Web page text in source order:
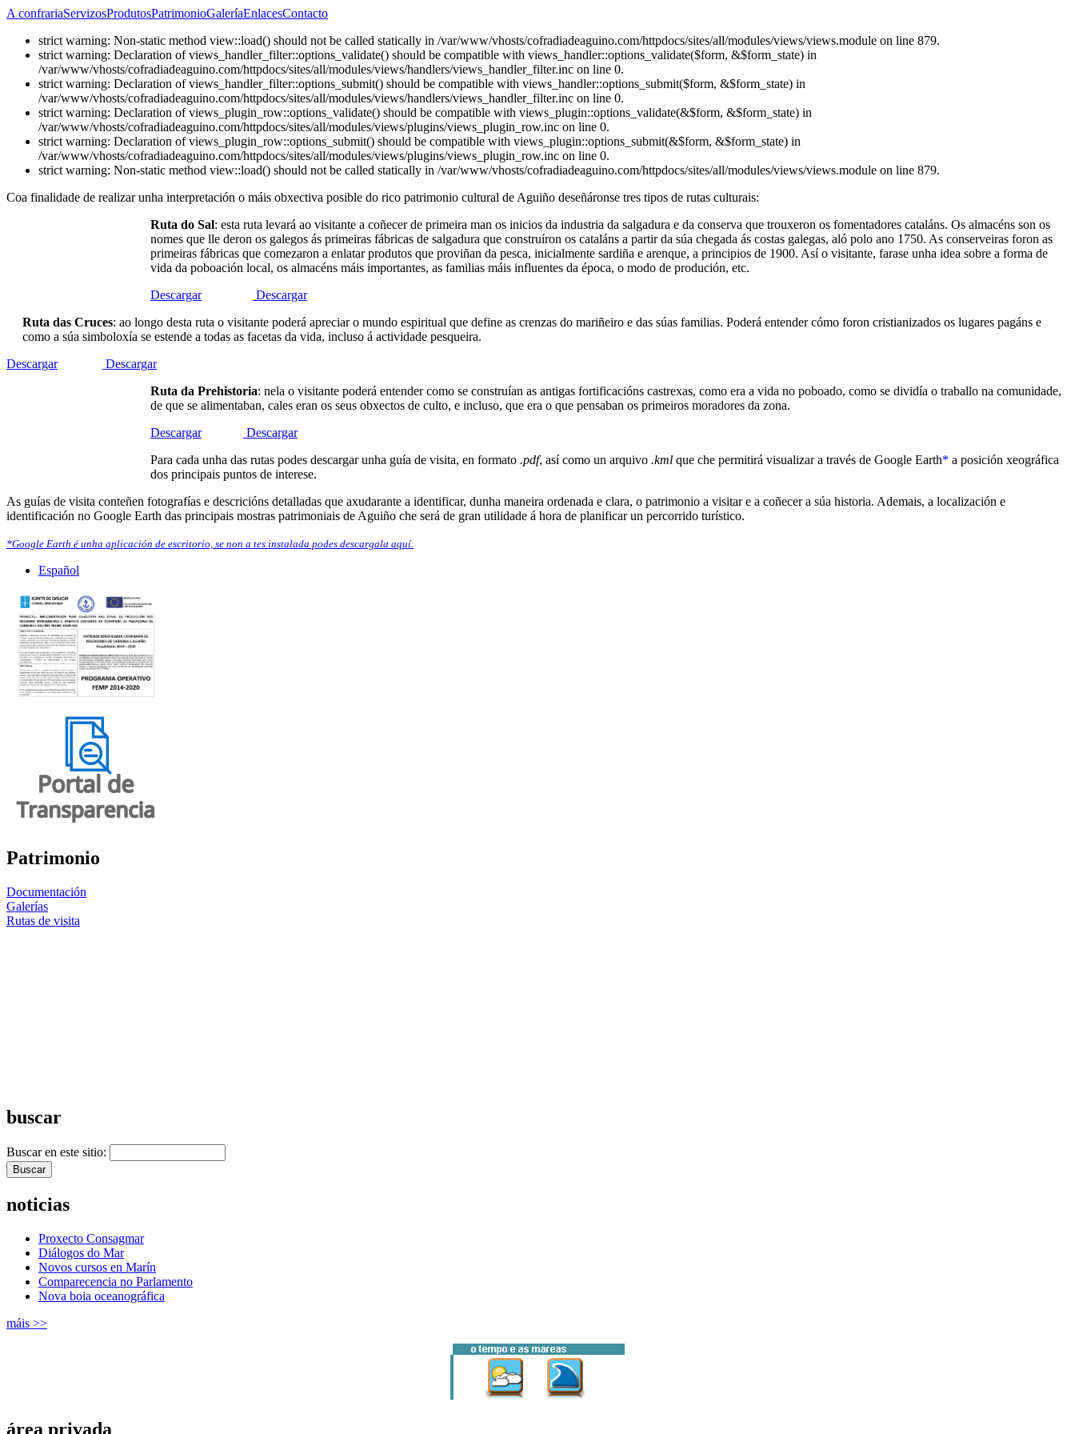
A confrariaServizosProdutosPatrimonioGaleríaEnlacesContacto
strict warning: Non-static method view::load() should not be called statically in /var/www/vhosts/cofradiadeaguino.com/httpdocs/sites/all/modules/views/views.module on line 879.
strict warning: Declaration of views_handler_filter::options_validate() should be compatible with views_handler::options_validate($form, &$form_state) in
/var/www/vhosts/cofradiadeaguino.com/httpdocs/sites/all/modules/views/handlers/views_handler_filter.inc on line 0.
strict warning: Declaration of views_handler_filter::options_submit() should be compatible with views_handler::options_submit($form, &$form_state) in
/var/www/vhosts/cofradiadeaguino.com/httpdocs/sites/all/modules/views/handlers/views_handler_filter.inc on line 0.
strict warning: Declaration of views_plugin_row::options_validate() should be compatible with views_plugin::options_validate(&$form, &$form_state) in
/var/www/vhosts/cofradiadeaguino.com/httpdocs/sites/all/modules/views/plugins/views_plugin_row.inc on line 0.
strict warning: Declaration of views_plugin_row::options_submit() should be compatible with views_plugin::options_submit(&$form, &$form_state) in
/var/www/vhosts/cofradiadeaguino.com/httpdocs/sites/all/modules/views/plugins/views_plugin_row.inc on line 0.
strict warning: Non-static method view::load() should not be called statically in /var/www/vhosts/cofradiadeaguino.com/httpdocs/sites/all/modules/views/views.module on line 879.
Coa finalidade de realizar unha interpretación o máis obxectiva posible do rico patrimonio cultural de Aguiño deseñáronse tres tipos de rutas culturais:
Ruta do Sal: esta ruta levará ao visitante a coñecer de primeira man os inicios da industria da salgadura e da conserva que trouxeron os fomentadores cataláns. Os almacéns son os
nomes que lle deron os galegos ás primeiras fábricas de salgadura que construíron os cataláns a partir da súa chegada ás costas galegas, aló polo ano 1750. As conserveiras foron as
primeiras fábricas que comezaron a enlatar produtos que proviñan da pesca, inicialmente sardiña e arenque, a principios de 1900. Así o visitante, farase unha idea sobre a forma de
vida da poboación local, os almacéns máis importantes, as familias máis influentes da época, o modo de produción, etc.
Descargar
Descargar
Ruta das Cruces: ao longo desta ruta o visitante poderá apreciar o mundo espiritual que define as crenzas do mariñeiro e das súas familias. Poderá entender cómo foron cristianizados os lugares pagáns e
como a súa simboloxía se estende a todas as facetas da vida, incluso á actividade pesqueira.
Descargar
Descargar
Ruta da Prehistoria: nela o visitante poderá entender como se construían as antigas fortificacións castrexas, como era a vida no poboado, como se dividía o traballo na comunidade,
de que se alimentaban, cales eran os seus obxectos de culto, e incluso, que era o que pensaban os primeiros moradores da zona.
Descargar
Descargar
Para cada unha das rutas podes descargar unha guía de visita, en formato .pdf, así como un arquivo .kml que che permitirá visualizar a través de Google Earth* a posición xeográfica
dos principais puntos de interese.
As guías de visita conteñen fotografías e descricións detalladas que axudarante a identificar, dunha maneira ordenada e clara, o patrimonio a visitar e a coñecer a súa historia. Ademais, a localización e
identificación no Google Earth das principais mostras patrimoniais de Aguiño che será de gran utilidade á hora de planificar un percorrido turístico.
*Google Earth é unha aplicación de escritorio, se non a tes instalada podes descargala aquí.
Español
Patrimonio
Documentación
Galerías
Rutas de visita
buscar
Buscar en este sitio:
noticias
Proxecto Consagmar
Diálogos do Mar
Novos cursos en Marín
Comparecencia no Parlamento
Nova boia oceanográfica
máis >>
área privada